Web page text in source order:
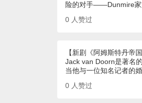
险的对手——Dunmire
0 人赞过
【新剧《阿姆斯特丹帝
Jack van Doorn是著名
当他与一位知名记者的
0 人赞过